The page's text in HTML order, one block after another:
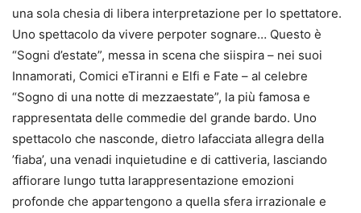
una sola chesia di libera interpretazione per lo spettatore.
Uno spettacolo da vivere perpoter sognare… Questo è
“Sogni d’estate”, messa in scena che siispira – nei suoi
Innamorati, Comici eTiranni e Elfi e Fate – al celebre
“Sogno di una notte di mezzaestate”, la più famosa e
rappresentata delle commedie del grande bardo. Uno
spettacolo che nasconde, dietro lafacciata allegra della
’fiaba’, una venadi inquietudine e di cattiveria, lasciando
affiorare lungo tutta larappresentazione emozioni
profonde che appartengono a quella sfera irrazionale e